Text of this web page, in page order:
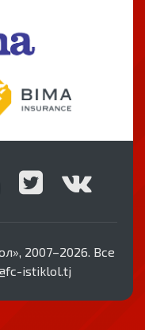
2007–2026. Все
istiklol.tj